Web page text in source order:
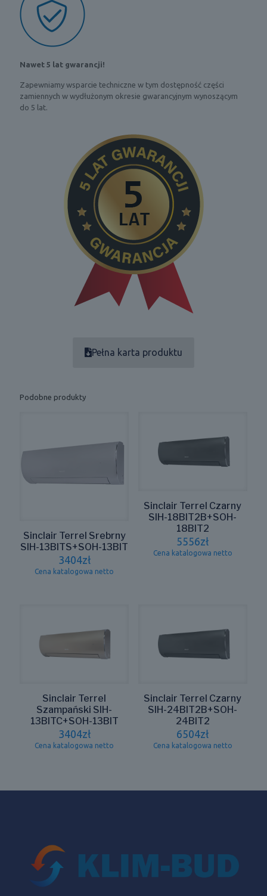
Nawet 5 lat gwarancji!
Zapewniamy wsparcie techniczne w tym dostępność części
zamiennych w wydłużonym okresie gwarancyjnym wynoszącym
do 5 lat.
Pełna karta produktu
Podobne produkty
Sinclair Terrel Srebrny
SIH-13BITS+SOH-13BIT
3404zł
Cena katalogowa netto
Sinclair Terrel Czarny
SIH-18BIT2B+SOH-
18BIT2
5556zł
Cena katalogowa netto
Sinclair Terrel
Szampański SIH-
13BITC+SOH-13BIT
3404zł
Cena katalogowa netto
Sinclair Terrel Czarny
SIH-24BIT2B+SOH-
24BIT2
6504zł
Cena katalogowa netto